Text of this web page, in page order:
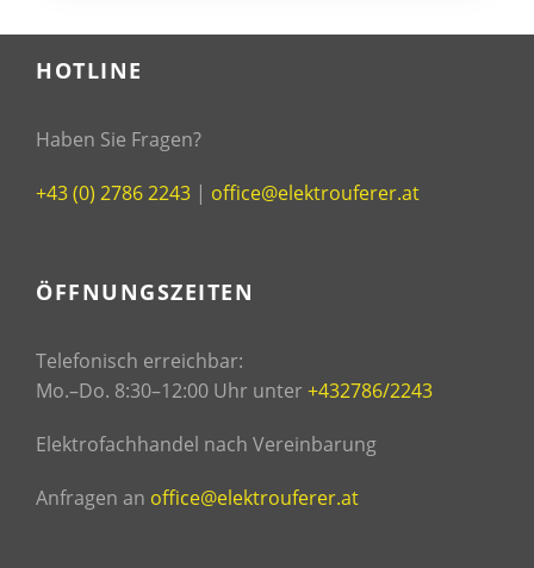
HOTLINE
Haben Sie Fragen?
+43 (0) 2786 2243 | office@elektrouferer.at
ÖFFNUNGSZEITEN
Telefonisch erreichbar:
Mo.–Do. 8:30–12:00 Uhr unter +432786/2243
Elektrofachhandel nach Vereinbarung
Anfragen an office@elektrouferer.at